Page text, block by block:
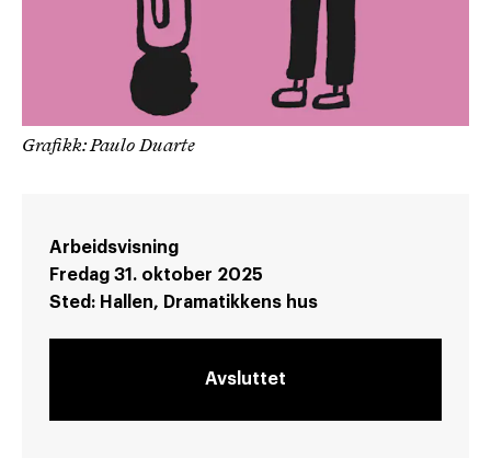
Arbeidsvisning
Fredag 31. oktober 2025
Sted: Hallen, Dramatikkens hus
Avsluttet
Grafikk: Paulo Duarte